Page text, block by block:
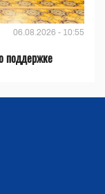
06.08.2026 - 10:55
поддержке